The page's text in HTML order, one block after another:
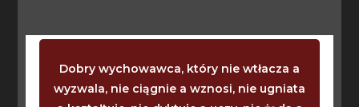
Dobry wychowawca, który nie wtłacza a
wyzwala, nie ciągnie a wznosi, nie ugniata